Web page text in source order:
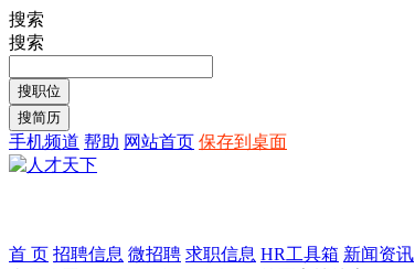
搜索
搜索
手机频道 帮助 网站首页 保存到桌面
首 页 招聘信息 微招聘 求职信息 HR工具箱 新闻资讯